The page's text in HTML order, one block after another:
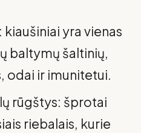
yra vienas
baltymų šaltinių,
odai ir imunitetui.
rūgštys: šprotai
riebalais, kurie